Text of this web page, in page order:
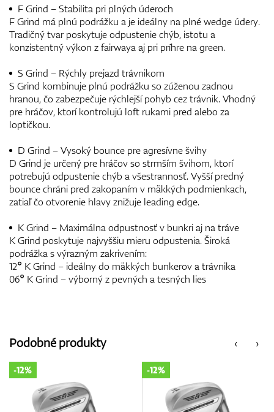
F Grind – Stabilita pri plných úderoch
F Grind má plnú podrážku a je ideálny na plné wedge údery.
Tradičný tvar poskytuje odpustenie chýb, istotu a
konzistentný výkon z fairwaya aj pri príhre na green.
S Grind – Rýchly prejazd trávnikom
S Grind kombinuje plnú podrážku so zúženou zadnou
hranou, čo zabezpečuje rýchlejší pohyb cez trávnik. Vhodný
pre hráčov, ktorí kontrolujú loft rukami pred alebo za
loptičkou.
D Grind – Vysoký bounce pre agresívne švihy
D Grind je určený pre hráčov so strmším švihom, ktorí
potrebujú odpustenie chýb a všestrannosť. Vyšší predný
bounce chráni pred zakopaním v mäkkých podmienkach,
zatiaľ čo otvorenie hlavy znižuje leading edge.
K Grind – Maximálna odpustnosť v bunkri aj na tráve
K Grind poskytuje najvyššiu mieru odpustenia. Široká
podrážka s výrazným zakrivením:
12° K Grind – ideálny do mäkkých bunkerov a trávnika
06° K Grind – výborný z pevných a tesných lies
‹
Podobné produkty ›
-12% -12%